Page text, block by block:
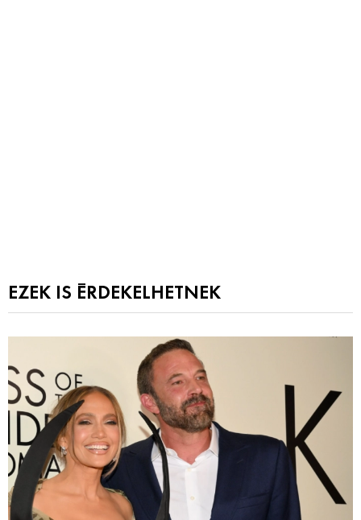
EZEK IS ÉRDEKELHETNEK